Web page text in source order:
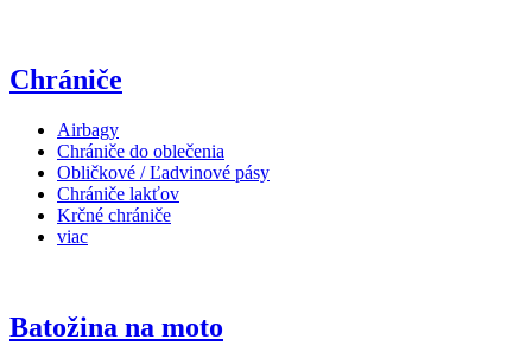
Chrániče
Airbagy
Chrániče do oblečenia
Obličkové / Ľadvinové pásy
Chrániče lakťov
Krčné chrániče
viac
Batožina na moto